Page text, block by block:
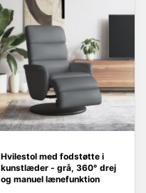
Hvilestol med fodstøtte i
kunstlæder - grå, 360° drej
og manuel lænefunktion